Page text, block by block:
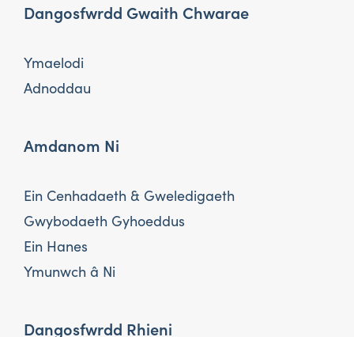
Dangosfwrdd Gwaith Chwarae
Ymaelodi
Adnoddau
Amdanom Ni
Ein Cenhadaeth & Gweledigaeth
Gwybodaeth Gyhoeddus
Ein Hanes
Ymunwch â Ni
Dangosfwrdd Rhieni